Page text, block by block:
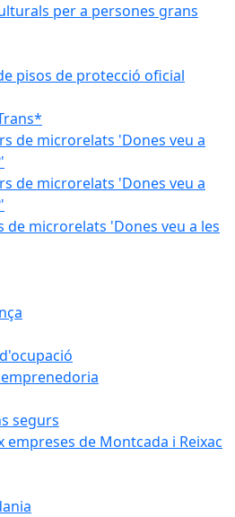
per a persones grans
pisos de protecció oficial
de microrelats 'Dones veu a
de microrelats 'Dones veu a
de microrelats 'Dones veu a les
segurs
empreses de Montcada i Reixac